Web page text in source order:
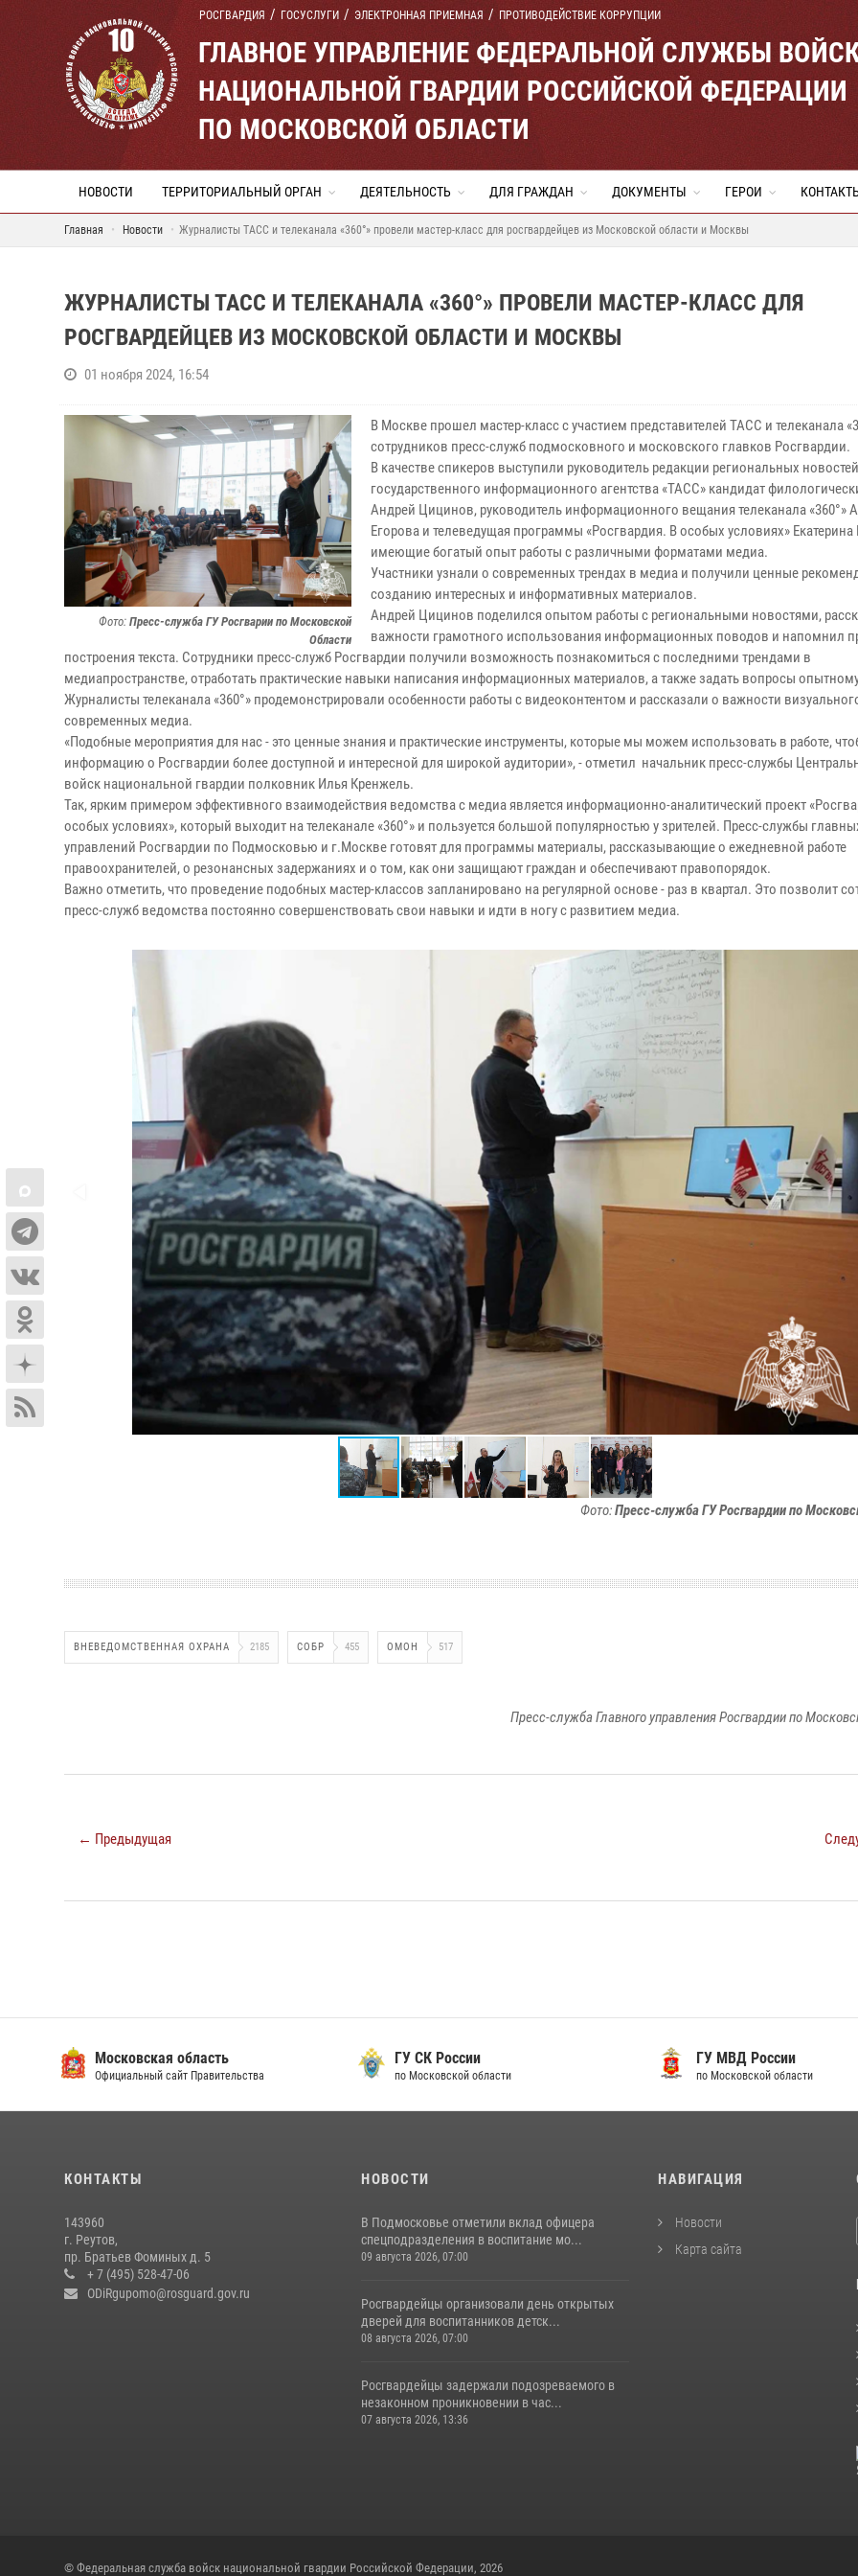
РОСГВАРДИЯ ГОСУСЛУГИ ЭЛЕКТРОННАЯ ПРИЕМНАЯ ПРОТИВОДЕЙСТВИЕ КОРРУПЦИИ
ГЛАВНОЕ УПРАВЛЕНИЕ ФЕДЕРАЛЬНОЙ СЛУЖБЫ
НАЦИОНАЛЬНОЙ ГВАРДИИ РОССИЙСКОЙ ФЕДЕРАЦИИ
ПО МОСКОВСКОЙ ОБЛАСТИ
НОВОСТИ ТЕРРИТОРИАЛЬНЫЙ ОРГАН ДЕЯТЕЛЬНОСТЬ ДЛЯ ГРАЖДАН ДОКУМЕНТЫ ГЕРОИ
Главная Новости Журналисты ТАСС и телеканала «360°» провели мастер-класс для росгвардейцев из Московской области и Москвы
ЖУРНАЛИСТЫ ТАСС И ТЕЛЕКАНАЛА «360°» ПРОВЕЛИ МАСТЕР-КЛАСС ДЛЯ
РОСГВАРДЕЙЦЕВ ИЗ МОСКОВСКОЙ ОБЛАСТИ И МОСКВЫ
01 ноября 2024, 16:54
Фото: Пресс-служба ГУ Росгварии по Московской
Области
В Москве прошел мастер-класс с участием представителей ТАСС и телеканала
сотрудников пресс-служб подмосковного и московского главков Росгвардии.
В качестве спикеров выступили руководитель редакции региональных новостей
государственного информационного агентства «ТАСС» кандидат
Андрей Цицинов, руководитель информационного вещания телеканала «360°»
Егорова и телеведущая программы «Росгвардия. В особых условиях»
имеющие богатый опыт работы с различными форматами медиа.
Участники узнали о современных трендах в медиа и получили ценные
созданию интересных и информативных материалов.
Андрей Цицинов поделился опытом работы с региональными новостями,
важности грамотного использования информационных поводов и напомнил
построения текста. Сотрудники пресс-служб Росгвардии получили возможность познакомиться с последними трендами в
медиапространстве, отработать практические навыки написания информационных материалов, а также задать вопросы опытному
Журналисты телеканала «360°» продемонстрировали особенности работы с видеоконтентом и рассказали о важности
современных медиа.
«Подобные мероприятия для нас - это ценные знания и практические инструменты, которые мы можем использовать в работе,
информацию о Росгвардии более доступной и интересной для широкой аудитории», - отметил начальник пресс-службы
войск национальной гвардии полковник Илья Кренжель.
Так, ярким примером эффективного взаимодействия ведомства с медиа является информационно-аналитический проект
особых условиях», который выходит на телеканале «360°» и пользуется большой популярностью у зрителей. Пресс-службы
управлений Росгвардии по Подмосковью и г.Москве готовят для программы материалы, рассказывающие о ежедневной работе
правоохранителей, о резонансных задержаниях и о том, как они защищают граждан и обеспечивают правопорядок.
Важно отметить, что проведение подобных мастер-классов запланировано на регулярной основе - раз в квартал. Это позволит
пресс-служб ведомства постоянно совершенствовать свои навыки и идти в ногу с развитием медиа.
Фото:Пресс-служба ГУ Росгвардии по
ВНЕВЕДОМСТВЕННАЯ ОХРАНА 2185 СОБР 455 ОМОН 517
Пресс-служба Главного управления Росгвардии по
← Предыдущая
Московская область
Официальный сайт Правительства
ГУ СК России
по Московской области
ГУ МВД России
по Московской области
КОНТАКТЫ
143960
г. Реутов,
пр. Братьев Фоминых д. 5
+ 7 (495) 528-47-06
ODiRgupomo@rosguard.gov.ru
НОВОСТИ
В Подмосковье отметили вклад офицера
спецподразделения в воспитание мо...
09 августа 2026, 07:00
Росгвардейцы организовали день открытых
дверей для воспитанников детск...
08 августа 2026, 07:00
Росгвардейцы задержали подозреваемого в
незаконном проникновении в час...
07 августа 2026, 13:36
НАВИГАЦИЯ
Новости
Карта сайта
© Федеральная служба войск национальной гвардии Российской Федерации, 2026